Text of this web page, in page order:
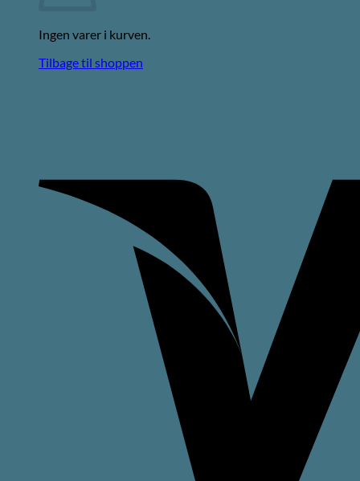
Ingen varer i kurven.
Tilbage til shoppen